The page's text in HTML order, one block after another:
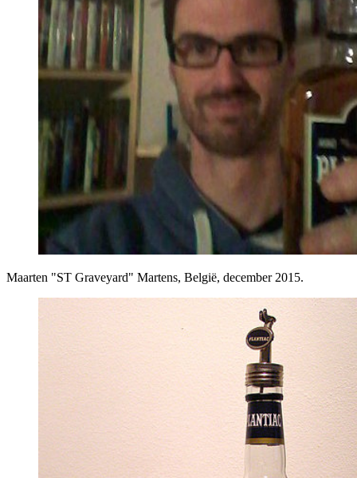
Maarten "ST Graveyard" Martens, België, december 2015.